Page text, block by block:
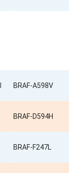
BRAF-A598V
BRAF-D594H
BRAF-F247L